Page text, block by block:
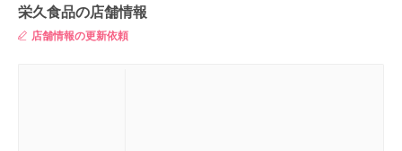
栄久食品の店舗情報
店舗情報の更新依頼